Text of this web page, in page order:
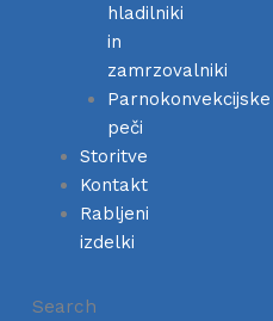
hladilniki
in
zamrzovalniki
Parnokonvekcijske
peči
Storitve
Kontakt
Rabljeni
izdelki
Search